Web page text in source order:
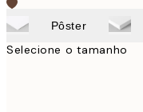
Pôster
Selecione o tamanho